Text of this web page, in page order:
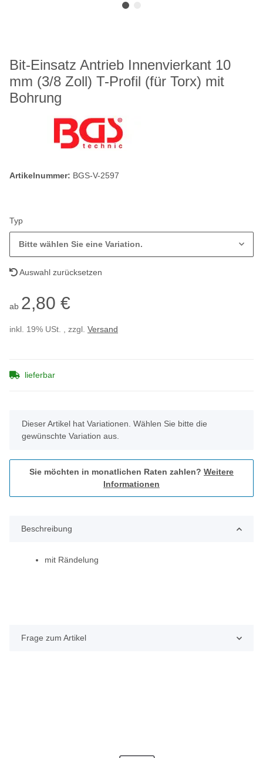
Bit-Einsatz Antrieb Innenvierkant 10
mm (3/8 Zoll) T-Profil (für Torx) mit
Bohrung
Artikelnummer: BGS-V-2597
Typ
Bitte wählen Sie eine Variation.
Auswahl zurücksetzen
ab 2,80 €
inkl. 19% USt. , zzgl. Versand
lieferbar
x
Dieser Artikel hat Variationen. Wählen Sie bitte die
gewünschte Variation aus.
Sie möchten in monatlichen Raten zahlen? Weitere
Informationen
Beschreibung
mit Rändelung
Frage zum Artikel